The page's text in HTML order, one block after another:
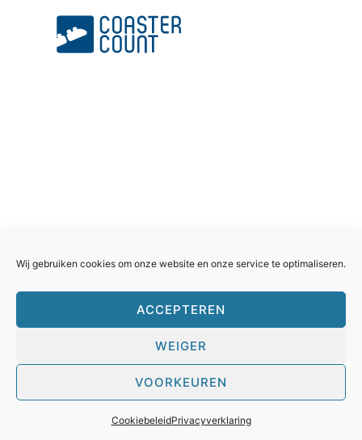
Wij gebruiken cookies om onze website en onze service te optimaliseren.
ACCEPTEREN
WEIGER
VOORKEUREN
CookiebeleidPrivacyverklaring
FacebookInstagramYoutubeTwitter
Cookies
Contacteer ons